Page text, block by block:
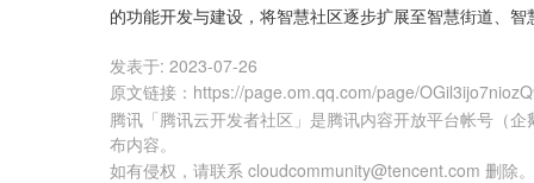
的功能开发与建设，将智慧社区逐步扩展至智慧街道、
发表于: 2023-07-26
原文链接 ： https://page.om.qq.com/page/
腾讯「腾讯云开发者社区」是腾讯内容开放平台帐号（
布内容。
如有侵权，请联系 cloudcommunity@tencent.com 删除。